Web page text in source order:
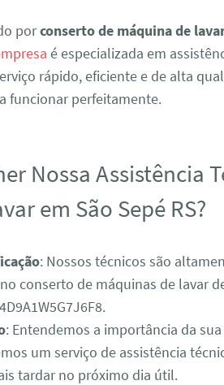
porconserto de máquina de
é especializada em
rápido, eficiente e de alta
funcionar perfeitamente.
Nossa Assistência
em São Sepé RS?
: Nossos técnicos são
no conserto de máquinas de lavar
: Entendemos a importância da
um serviço de assistência
tardar no próximo dia útil.